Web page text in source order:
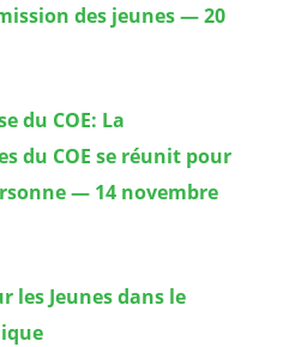
des jeunes — 20
du COE: La
du COE se réunit pour
— 14 novembre
les Jeunes dans le